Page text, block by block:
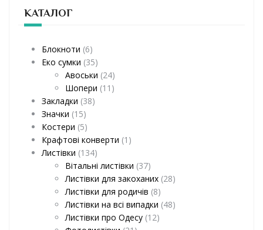
КАТАЛОГ
Блокноти (6)
Еко сумки (35)
Авоськи (24)
Шопери (11)
Закладки (38)
Значки (15)
Костери (5)
Крафтові конверти (1)
Листівки (134)
Вітальні листівки (37)
Листівки для закоханих (28)
Листівки для родичів (8)
Листівки на всі випадки (48)
Листівки про Одесу (12)